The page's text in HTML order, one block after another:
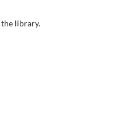
the library.